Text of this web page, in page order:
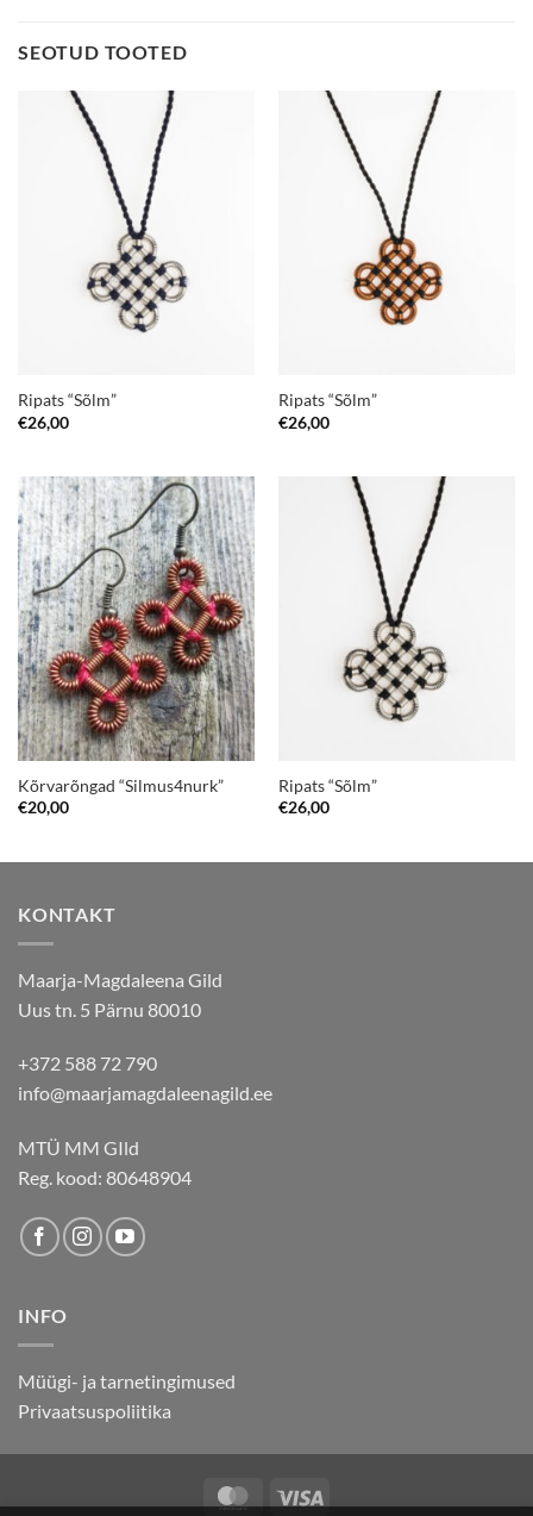
SEOTUD TOOTED
Ripats “Sõlm”
€26,00
Ripats “Sõlm”
€26,00
Kõrvarõngad “Silmus4nurk”
€20,00
Ripats “Sõlm”
€26,00
KONTAKT
Maarja-Magdaleena Gild
Uus tn. 5 Pärnu 80010
+372 588 72 790
info@maarjamagdaleenagild.ee
MTÜ MM GIld
Reg. kood: 80648904
INFO
Müügi- ja tarnetingimused
Privaatsuspoliitika
MasterCard